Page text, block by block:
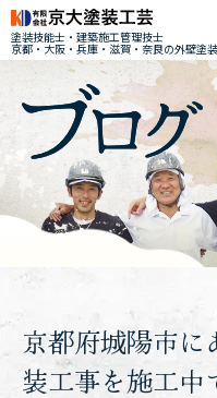
塗装技能士・建築施工管理技士
京都・大阪・兵庫・滋賀・奈良の外壁塗
京都府城陽市に
装工事を施工中